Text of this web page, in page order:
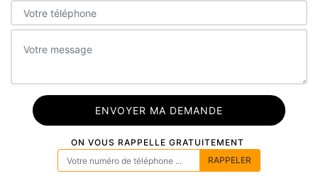
ON VOUS RAPPELLE GRATUITEMENT